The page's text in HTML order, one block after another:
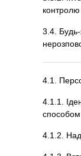
контролю
3.4. Будь-
4.1.
4.1.1.
способом
4.1.2.